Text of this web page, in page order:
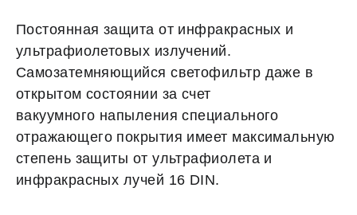
Постоянная защита от инфракрасных и
ультрафиолетовых излучений.
Самозатемняющийся светофильтр даже в
открытом состоянии за счет
вакуумного напыления специального
отражающего покрытия имеет максимальную
степень защиты от ультрафиолета и
инфракрасных лучей 16 DIN.